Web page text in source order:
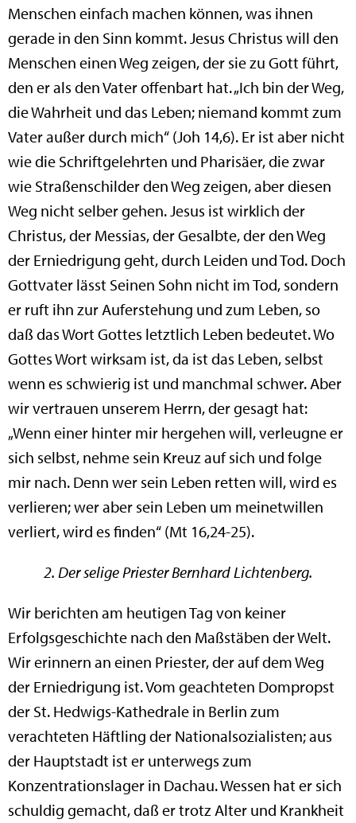
Menschen einfach machen können, was ihnen
gerade in den Sinn kommt. Jesus Christus will den
Menschen einen Weg zeigen, der sie zu Gott führt,
den er als den Vater offenbart hat. „Ich bin der Weg,
die Wahrheit und das Leben; niemand kommt zum
Vater außer durch mich“ (Joh 14,6). Er ist aber nicht
wie die Schriftgelehrten und Pharisäer, die zwar
wie Straßenschilder den Weg zeigen, aber diesen
Weg nicht selber gehen. Jesus ist wirklich der
Christus, der Messias, der Gesalbte, der den Weg
der Erniedrigung geht, durch Leiden und Tod. Doch
Gottvater lässt Seinen Sohn nicht im Tod, sondern
er ruft ihn zur Auferstehung und zum Leben, so
daß das Wort Gottes letztlich Leben bedeutet. Wo
Gottes Wort wirksam ist, da ist das Leben, selbst
wenn es schwierig ist und manchmal schwer. Aber
wir vertrauen unserem Herrn, der gesagt hat:
„Wenn einer hinter mir hergehen will, verleugne er
sich selbst, nehme sein Kreuz auf sich und folge
mir nach. Denn wer sein Leben retten will, wird es
verlieren; wer aber sein Leben um meinetwillen
verliert, wird es finden“ (Mt 16,24-25).
2. Der selige Priester Bernhard Lichtenberg.
Wir berichten am heutigen Tag von keiner
Erfolgsgeschichte nach den Maßstäben der Welt.
Wir erinnern an einen Priester, der auf dem Weg
der Erniedrigung ist. Vom geachteten Dompropst
der St. Hedwigs-Kathedrale in Berlin zum
verachteten Häftling der Nationalsozialisten; aus
der Hauptstadt ist er unterwegs zum
Konzentrationslager in Dachau. Wessen hat er sich
schuldig gemacht, daß er trotz Alter und Krankheit